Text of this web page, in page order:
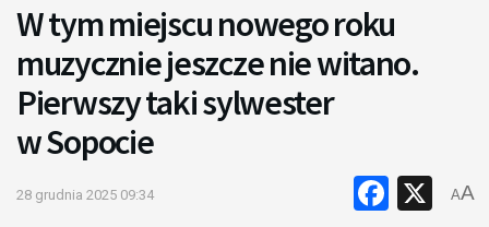
W tym miejscu nowego roku
muzycznie jeszcze nie witano.
Pierwszy taki sylwester
w Sopocie
28 grudnia 2025 09:34 X
AA